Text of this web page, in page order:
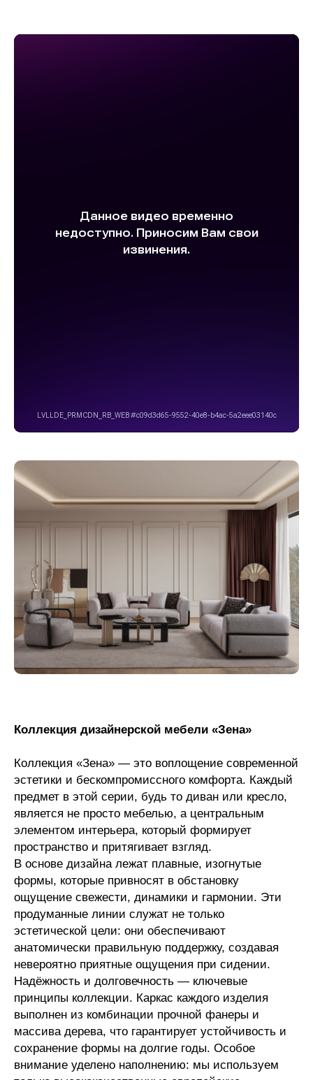
Коллекция дизайнерской мебели «Зена»
Коллекция «Зена» — это воплощение современной
эстетики и бескомпромиссного комфорта. Каждый
предмет в этой серии, будь то диван или кресло,
является не просто мебелью, а центральным
элементом интерьера, который формирует
пространство и притягивает взгляд.
В основе дизайна лежат плавные, изогнутые
формы, которые привносят в обстановку
ощущение свежести, динамики и гармонии. Эти
продуманные линии служат не только
эстетической цели: они обеспечивают
анатомически правильную поддержку, создавая
невероятно приятные ощущения при сидении.
Надёжность и долговечность — ключевые
принципы коллекции. Каркас каждого изделия
выполнен из комбинации прочной фанеры и
массива дерева, что гарантирует устойчивость и
сохранение формы на долгие годы. Особое
внимание уделено наполнению: мы используем